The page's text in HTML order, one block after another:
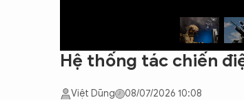
Hệ thống tác chiến
Việt Dũng 08/07/2026 10:08